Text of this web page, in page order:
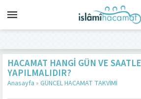
HACAMAT HANGI GÜN VE
YAPILMALIDIR?
Anasayfa » GÜNCEL HACAMAT TAKVİMİ